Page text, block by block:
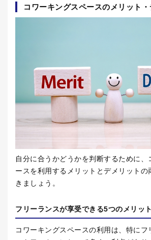
コワーキングスペースのメリット・
自分に合うかどうかを判断するために、
ースを利用するメリットとデメリットの
きましょう。
フリーランスが享受できる5つのメリット
コワーキングスペースの利用は、特にフ